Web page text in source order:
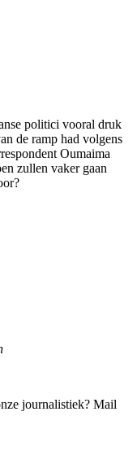
politici vooral druk
de ramp had volgens
Oumaima
zullen vaker gaan
journalistiek? Mail